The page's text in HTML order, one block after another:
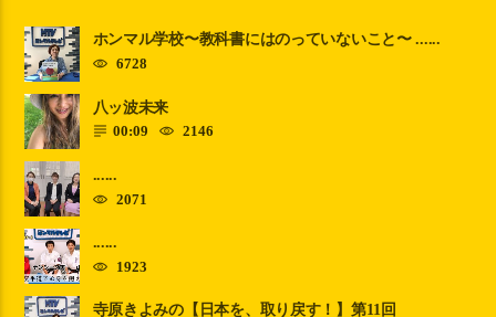
ホンマル学校〜教科書にはのっていないこと〜 ......
6728
八ッ波未来
00:09
2146
......
2071
......
1923
寺原きよみの【日本を、取り戻す！】第11回